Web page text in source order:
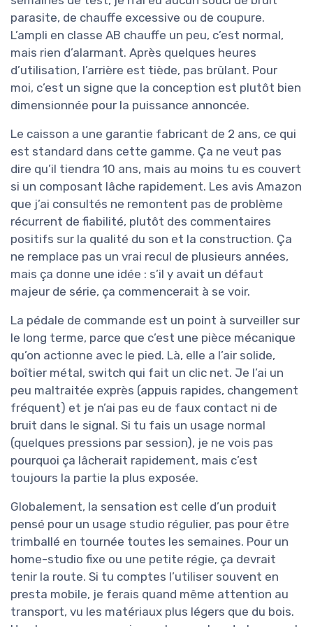
parasite, de chauffe excessive ou de coupure.
L’ampli en classe AB chauffe un peu, c’est normal,
mais rien d’alarmant. Après quelques heures
d’utilisation, l’arrière est tiède, pas brûlant. Pour
moi, c’est un signe que la conception est plutôt bien
dimensionnée pour la puissance annoncée.
Le caisson a une garantie fabricant de 2 ans, ce qui
est standard dans cette gamme. Ça ne veut pas
dire qu’il tiendra 10 ans, mais au moins tu es couvert
si un composant lâche rapidement. Les avis Amazon
que j’ai consultés ne remontent pas de problème
récurrent de fiabilité, plutôt des commentaires
positifs sur la qualité du son et la construction. Ça
ne remplace pas un vrai recul de plusieurs années,
mais ça donne une idée : s’il y avait un défaut
majeur de série, ça commencerait à se voir.
La pédale de commande est un point à surveiller sur
le long terme, parce que c’est une pièce mécanique
qu’on actionne avec le pied. Là, elle a l’air solide,
boîtier métal, switch qui fait un clic net. Je l’ai un
peu maltraitée exprès (appuis rapides, changement
fréquent) et je n’ai pas eu de faux contact ni de
bruit dans le signal. Si tu fais un usage normal
(quelques pressions par session), je ne vois pas
pourquoi ça lâcherait rapidement, mais c’est
toujours la partie la plus exposée.
Globalement, la sensation est celle d’un produit
pensé pour un usage studio régulier, pas pour être
trimballé en tournée toutes les semaines. Pour un
home-studio fixe ou une petite régie, ça devrait
tenir la route. Si tu comptes l’utiliser souvent en
presta mobile, je ferais quand même attention au
transport, vu les matériaux plus légers que du bois.